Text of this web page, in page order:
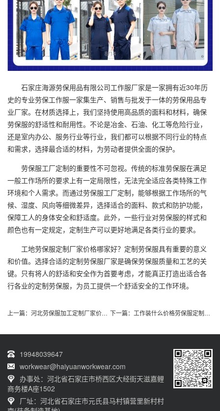
石家庄海源劳保用品有限公司工作服厂家是一家拥有近30年历
史的专业劳保工作服一家集生产、销售与批发于一体的劳保用品专
业厂家。在材质选择上，我们坚持使用高品质的面料和材料，确保
劳保服的舒适性和耐用性。不论是冶金、石油、化工等危险行业，
还是室内办公、服务行业等行业，我们都可以根据不同行业的特点
和需求，选择最合适的材料，为劳动者提供全面的保护。
劳保服工厂定制的重要性不可忽视。传统的标准劳保服在满足
一般工作场所的要求上有一定局限性，无法完全适应各类特殊工作
环境和个人需求。而通过劳保服工厂定制，能够根据工作场所的气
候、湿度、风向等细微差异，选择适合的面料、款式和防护功能，
保障工人的身体安全和舒适度。此外，一些行业对劳保服的样式和
颜色也有一定规定，定制生产可以更好地满足各类行业的要求。
工地劳保服定制厂家价格哪家好？定制劳保服具有重要的意义
和价值。选择合适的定制劳保服厂家是确保劳保服质量和工艺的关
键。只有将人的舒适和安全作为首要考虑，才能真正打造出适合各
行各业的定制劳保服，为员工提供一个舒适安全的工作环境。
上一篇： 河北劳保服加工定制厂家价格哪家好 下一篇： 工作装什么价格劳保服定制哪家好
19948039647
workwear@haiyuanworkwear.com
办事处：河北省石家庄市桥西区大经街天滋嘉鲤
商务楼A座1502
厂址：河北省石家庄市元氏县马村镇营里新村村